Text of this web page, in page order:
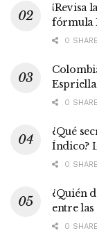
¡Revisa
fórmula
0
0
¿Qué
Índico?
0
¿Quién
entre las
0